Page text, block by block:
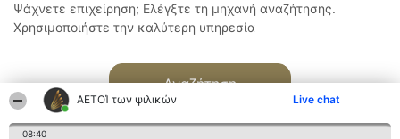
ΑΕΤΟΊ των ψιλικών Live chat
08:40
Ψάχνετε επιχείρηση; Ελέγξτε τη μηχανή αναζήτησης.
Χρησιμοποιήστε την καλύτερη υπηρεσία
Αναζήτηση